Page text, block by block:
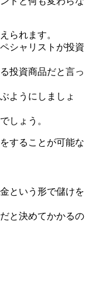
られます。
シャリストが投資
投資商品だと言っ
ようにしましょ
しょう。
することが可能な
という形で儲けを
と決めてかかるの